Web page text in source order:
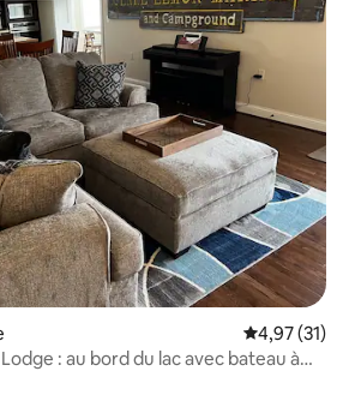
Évaluation
4,97 (31)
: au bord du lac avec bateau à